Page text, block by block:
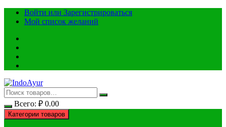
ПерейтиВойти или Зарегистрироваться
Мой список желаний
Всего: ₽ 0.00
Категории товаров